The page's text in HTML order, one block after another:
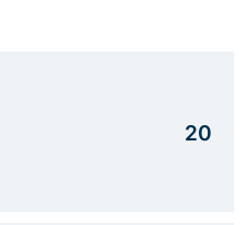
20